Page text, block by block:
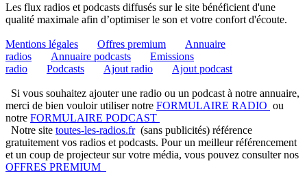
Les flux radios et podcasts diffusés sur le site bénéficient d'une
qualité maximale afin d’optimiser le son et votre confort d'écoute.
Mentions légales Offres premium
Annuaire
radios
Annuaire podcasts
Emissions
radio
Podcasts Ajout radio Ajout podcast
Si vous souhaitez ajouter une radio ou un podcast à notre annuaire,
merci de bien vouloir utiliser notre FORMULAIRE RADIO ou
notre FORMULAIRE PODCAST
Notre site toutes-les-radios.fr(sans publicités) référence
gratuitement vos radios et podcasts. Pour un meilleur référencement
et un coup de projecteur sur votre média, vous pouvez consulter nos
OFFRES PREMIUM